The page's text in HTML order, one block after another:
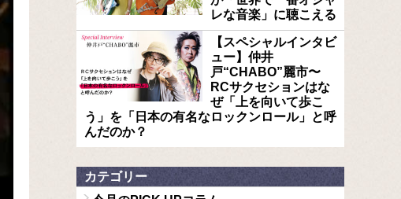
レな音楽」に聴こえる
【スペシャルインタビ
ュー】仲井
戸“CHABO”麗市〜
RCサクセションはな
ぜ「上を向いて歩こ
う」を「日本の有名なロックンロール」と呼
んだのか？
カテゴリー